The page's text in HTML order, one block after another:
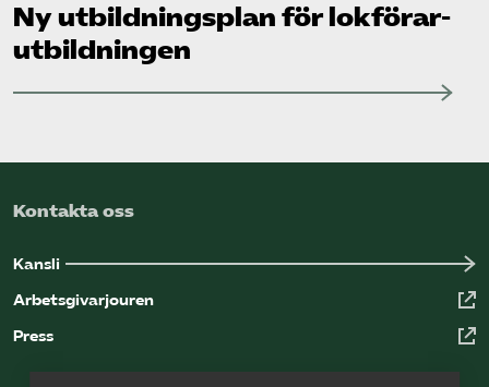
Ny utbildningsplan för lokförar­
utbildningen
Kontakta oss
Kansli
Arbetsgivarjouren
Press